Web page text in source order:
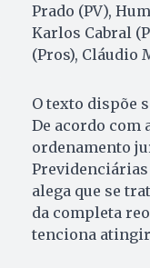
Prado (PV),
Karlos Cabral
(Pros), Cláudio
O texto dispõe
De acordo com
ordenamento
Previdenciárias
alega que se
da completa
tenciona atingir